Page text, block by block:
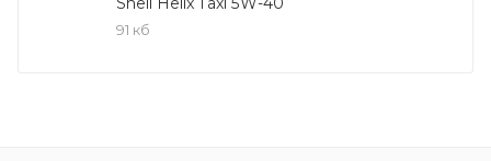
91 кб